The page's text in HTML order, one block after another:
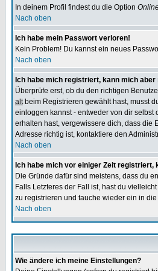
In deinem Profil findest du die Option
Nach oben
Ich habe mein Passwort verloren!
Kein Problem! Du kannst ein neues
Nach oben
Ich habe mich registriert, kann mich aber
Überprüfe erst, ob du den richtigen
altbeim Registrieren gewählt hast, musst
einloggen kannst - entweder von dir selbst
erhalten hast, vergewissere dich, dass die
Adresse richtig ist, kontaktiere den
Nach oben
Ich habe mich vor einiger Zeit
Die Gründe dafür sind meistens, dass du
Falls Letzteres der Fall ist, hast du
zu registrieren und tauche wieder ein in
Nach oben
Wie ändere ich meine Einstellungen?